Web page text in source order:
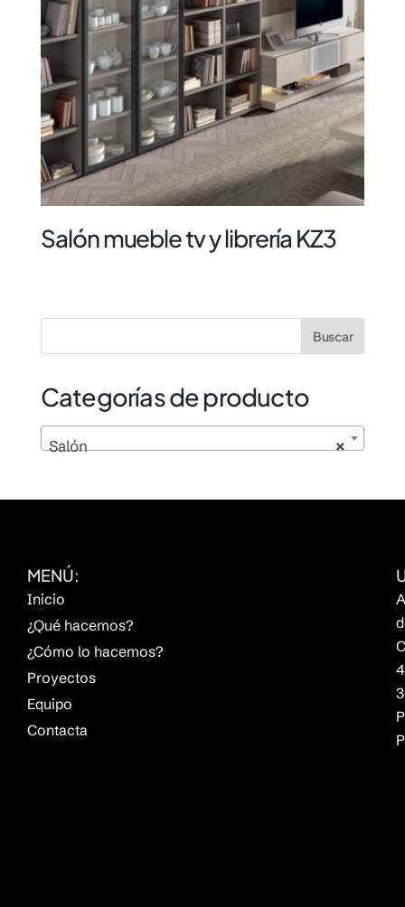
Salón mueble tv y librería KZ3
Categorías de producto
×
Salón
MENÚ:
Inicio
¿Qué hacemos?
¿Cómo lo hacemos?
Proyectos
Equipo
Contacta